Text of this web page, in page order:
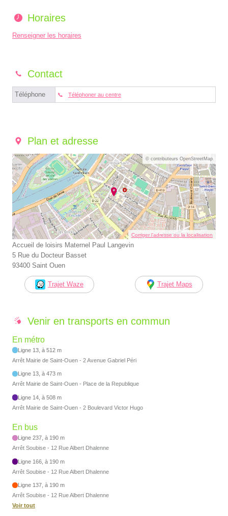
Horaires
Renseigner les horaires
Contact
Téléphone Téléphoner au centre
Plan et adresse
© contributeurs OpenStreetMap
Corriger l’adresse ou la localisation
Accueil de loisirs Maternel Paul Langevin
5 Rue du Docteur Basset
93400 Saint Ouen
Trajet Waze Trajet Maps
Venir en transports en commun
En métro
Ligne 13, à 512 m
Arrêt Mairie de Saint-Ouen - 2 Avenue Gabriel Péri
Ligne 13, à 473 m
Arrêt Mairie de Saint-Ouen - Place de la Republique
Ligne 14, à 508 m
Arrêt Mairie de Saint-Ouen - 2 Boulevard Victor Hugo
En bus
Ligne 237, à 190 m
Arrêt Soubise - 12 Rue Albert Dhalenne
Ligne 166, à 190 m
Arrêt Soubise - 12 Rue Albert Dhalenne
Ligne 137, à 190 m
Arrêt Soubise - 12 Rue Albert Dhalenne
Voir tout